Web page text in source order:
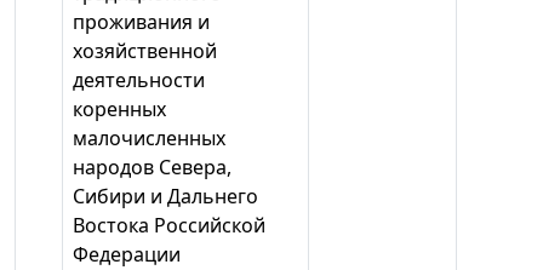
проживания и
хозяйственной
деятельности
коренных
малочисленных
народов Севера,
Сибири и Дальнего
Востока Российской
Федерации